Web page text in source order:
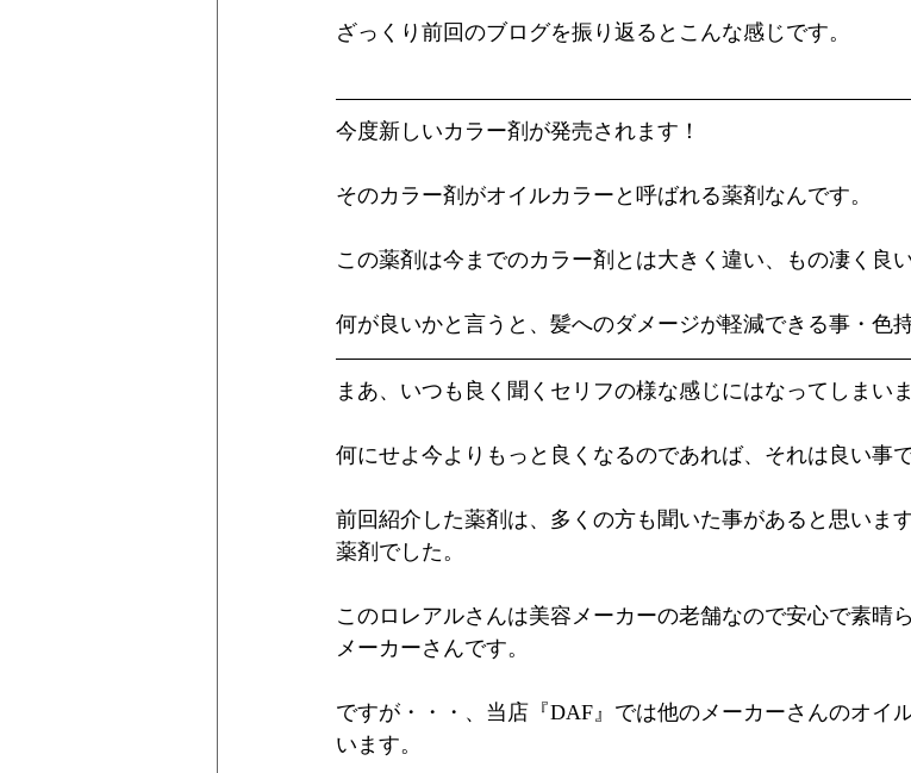
ざっくり前回のブログを振り返るとこんな感じです。
今度新しいカラー剤が発売されます！
そのカラー剤がオイルカラーと呼ばれる薬剤なんです。
この薬剤は今までのカラー剤とは大きく違い、もの凄く良
何が良いかと言うと、髪へのダメージが軽減できる事・色
まあ、いつも良く聞くセリフの様な感じにはなってしまい
何にせよ今よりもっと良くなるのであれば、それは良い事
前回紹介した薬剤は、多くの方も聞いた事があると思いま
薬剤でした。
このロレアルさんは美容メーカーの老舗なので安心で素晴
メーカーさんです。
ですが・・・、当店『DAF』では他のメーカーさんのオイ
います。